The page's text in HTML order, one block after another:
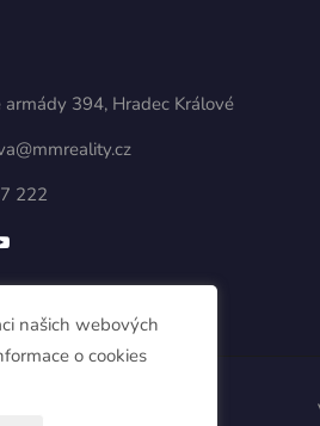
armády 394, Hradec Králové
222
našich webových
o cookies